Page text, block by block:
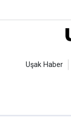
Uşak Haber